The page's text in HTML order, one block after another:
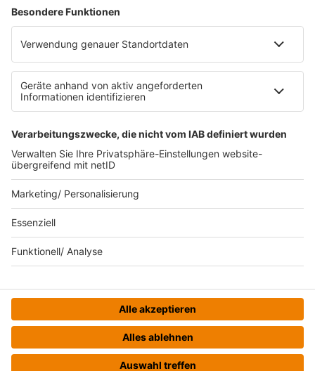
Datenverarbeitung bei Gewinnspielen
Teilnahmebedingungen
Gewinnspielregeln Social Media
KI-Leitlinie
Die neuesten Updates für deinen
© bigKARRIERE - Eine Marke der Audiotainment Südwest
GmbH & Co. KG